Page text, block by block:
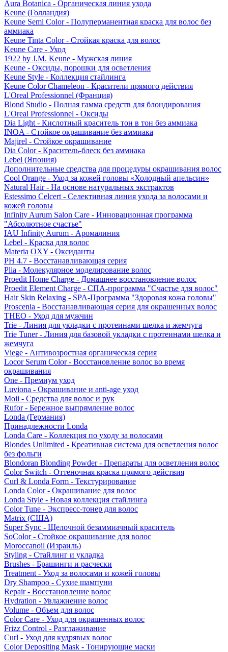
Aura Botanica - Органическая линия ухода
Keune (Голландия)
Keune Semi Color - Полуперманентная краска для волос без
аммиака
Keune Tinta Color - Стойкая краска для волос
Keune Care - Уход
1922 by J.M. Keune - Мужская линия
Keune - Оксиды, порошки для осветления
Keune Style - Коллекция стайлинга
Keune Color Chameleon - Красители прямого действия
L'Oreal Professionnel (Франция)
Blond Studio - Полная гамма средств для блондирования
L'Oreal Professionnel - Оксиды
Dia Light - Кислотный краситель тон в тон без аммиака
INOA - Стойкое окрашивание без аммиака
Majirel - Стойкое окрашивание
Dia Color - Краситель-блеск без аммиака
Lebel (Япония)
Дополнительные средства для процедуры окрашивания волос
Cool Orange - Уход за кожей головы «Холодный апельсин»
Natural Hair - На основе натуральных экстрактов
Estessimo Celcert - Селективная линия ухода за волосами и
кожей головы
Infinity Aurum Salon Care - Инновационная программа
"Абсолютное счастье"
IAU Infinity Aurum - Аромалиния
Lebel - Краска для волос
Materia OXY - Оксиданты
PH 4.7 - Восстанавливающая серия
Plia - Молекулярное моделирование волос
Proedit Home Charge - Домашнее восстановление волос
Proedit Element Charge - СПА-программа "Счастье для волос"
Hair Skin Relaxing - SPA-Программа "Здоровая кожа головы"
Proscenia - Восстанавливающая серия для окрашенных волос
THEO - Уход для мужчин
Trie - Линия для укладки с протеинами шелка и жемчуга
Trie Tuner - Линия для базовой укладки с протеинами шелка и
жемчуга
Viege - Антивозростная органическая серия
Locor Serum Color - Восстановление волос во время
окрашивания
One - Премиум уход
Luviona - Окрашивание и anti-age уход
Moii - Средства для волос и рук
Rufor - Бережное выпрямление волос
Londa (Германия)
Принадлежности Londa
Londa Care - Коллекция по уходу за волосами
Blondes Unlimited - Креативная система для осветления волос
без фольги
Blondoran Blonding Powder - Препараты для осветления волос
Color Switch - Оттеночная краска прямого действия
Curl & Londa Form - Текстурирование
Londa Color - Окрашивание для волос
Londa Style - Новая коллекция стайлинга
Color Tune - Экспресс-тонер для волос
Matrix (США)
Super Sync - Щелочной безаммиачный краситель
SoColor - Стойкое окрашивание для волос
Moroccanoil (Израиль)
Styling - Стайлинг и укладка
Brushes - Брашинги и расчески
Treatment - Уход за волосами и кожей головы
Dry Shampoo - Сухие шампуни
Repair - Восстановление волос
Hydration - Увлажнение волос
Volume - Объем для волос
Color Care - Уход для окрашенных волос
Frizz Control - Разглаживание
Curl - Уход для кудрявых волос
Color Depositing Mask - Тонирующие маски